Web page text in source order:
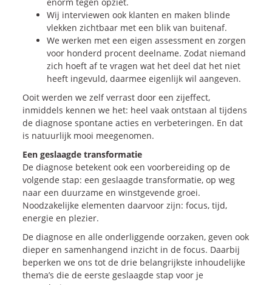
Wij interviewen ook klanten en maken blinde
vlekken zichtbaar met een blik van buitenaf.
We werken met een eigen assessment en zorgen
voor honderd procent deelname. Zodat niemand
zich hoeft af te vragen wat het deel dat het niet
heeft ingevuld, daarmee eigenlijk wil aangeven.
Ooit werden we zelf verrast door een zijeffect,
inmiddels kennen we het: heel vaak ontstaan al tijdens
de diagnose spontane acties en verbeteringen. En dat
is natuurlijk mooi meegenomen.
Een geslaagde transformatie
De diagnose betekent ook een voorbereiding op de
volgende stap: een geslaagde transformatie, op weg
naar een duurzame en winstgevende groei.
Noodzakelijke elementen daarvoor zijn: focus, tijd,
energie en plezier.
De diagnose en alle onderliggende oorzaken, geven ook
dieper en samenhangend inzicht in de focus. Daarbij
beperken we ons tot de drie belangrijkste inhoudelijke
thema’s die de eerste geslaagde stap voor je